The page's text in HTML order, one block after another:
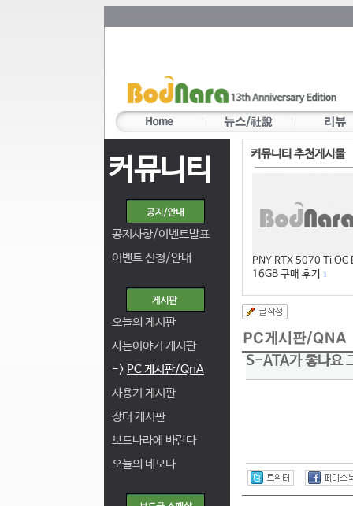
커뮤니티
공지사항/이벤트발표
이벤트 신청/안내
오늘의 게시판
사는이야기 게시판
-> PC 게시판/QnA
사용기 게시판
장터 게시판
보드나라에 바란다
오늘의 네모다
커뮤니티 추천게시물
PNY RTX 5070 Ti OC
16GB 구매 후기
1
S-ATA가 좋나요